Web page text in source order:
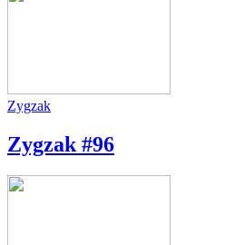
Zygzak
Zygzak #96